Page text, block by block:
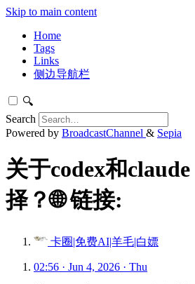
Skip to main content
Home
Tags
Links
侧边导航栏
🔍
Search
Powered by BroadcastChannel & Sepia
关于codex和
择？🌐 链接:
卡圈|免费AI|羊毛|白嫖
02:56 · Jun 4, 2026 · Thu